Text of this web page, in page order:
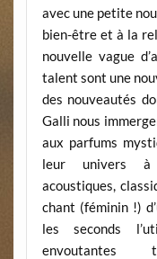
avec une petite
bien-être et à la
nouvelle vague
talent sont une
des nouveautés
Galli nous
aux parfums
leur univers à
acoustiques,
chant (féminin !)
les seconds
envoutantes